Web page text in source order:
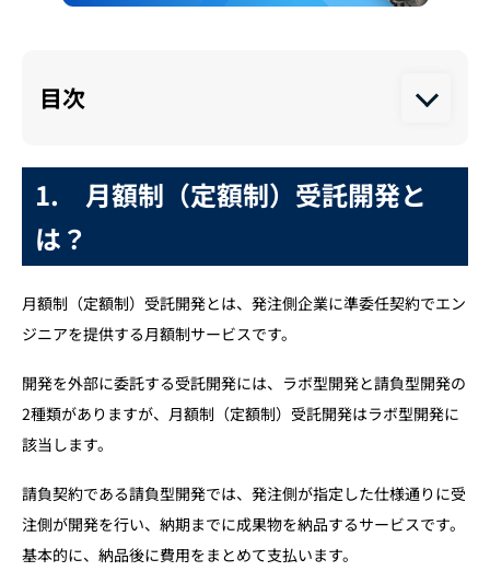
目次
2. 月額制受託開発はなぜ注目されているのか
2-1. アジャイル型開発の定着が進んだため
2-2. 継続的な開発改善の必要性が高まったため
3. 月額制受託開発でできるサービスの一例
4-1. オルグローラボ株式会社
4-2. 株式会社ラジコード
4-4. 株式会社マイム
4-5. シナゲート株式会社
1. 月額制（定額制）受託開発と
は？
月額制（定額制）受託開発とは、発注側企業に準委任契約でエン
ジニアを提供する月額制サービスです。
開発を外部に委託する受託開発には、ラボ型開発と請負型開発の
2種類がありますが、月額制（定額制）受託開発はラボ型開発に
該当します。
請負契約である請負型開発では、発注側が指定した仕様通りに受
注側が開発を行い、納期までに成果物を納品するサービスです。
基本的に、納品後に費用をまとめて支払います。